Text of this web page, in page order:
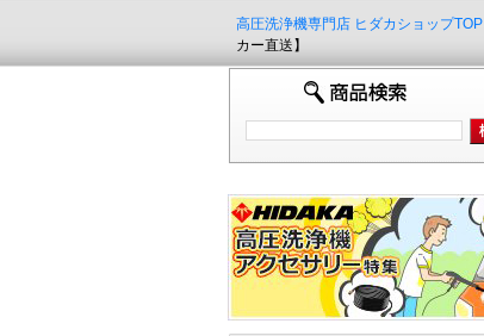
高圧洗浄機専門店 ヒダカショップTOP
カー直送】